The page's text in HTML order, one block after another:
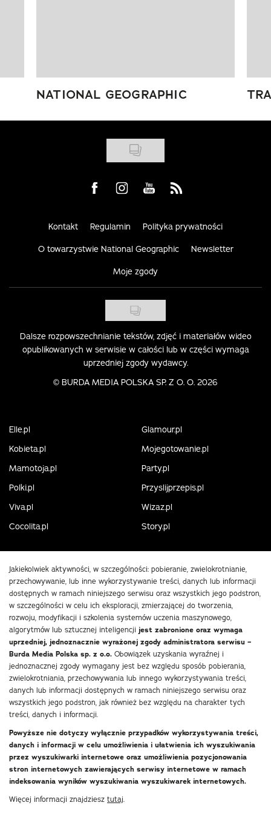
NATIONAL GEOGRAPHIC
Visit us on Facebook
Visit us on Instagram
Visit us on Youtube
Visit us on Rss
Kontakt Regulamin Polityka prywatności
O towarzystwie National Geographic Newsletter
Moje zgody
Dalsze rozpowszechnianie tekstów, zdjęć i materiałów wideo
opublikowanych w serwisie w całości lub w części wymaga
uprzedniej zgody wydawcy.
© BURDA MEDIA POLSKA SP. Z O. O. 2026
Elle.pl
Glamour.pl
Kobieta.pl
Mojegotowanie.pl
Mamotoja.pl
Party.pl
Polki.pl
Przyslijprzepis.pl
Viva.pl
Wizaz.pl
Cocolita.pl
Story.pl
Jakiekolwiek aktywności, w szczególności: pobieranie, zwielokrotnianie,
przechowywanie, lub inne wykorzystywanie treści, danych lub informacji
dostępnych w ramach niniejszego serwisu oraz wszystkich jego podstron,
w szczególności w celu ich eksploracji, zmierzającej do tworzenia,
rozwoju, modyfikacji i szkolenia systemów uczenia maszynowego,
algorytmów lub sztucznej inteligencji jest zabronione oraz wymaga
uprzedniej, jednoznacznie wyrażonej zgody administratora serwisu –
Burda Media Polska sp. z o.o. Obowiązek uzyskania wyraźnej i
jednoznacznej zgody wymagany jest bez względu sposób pobierania,
zwielokrotniania, przechowywania lub innego wykorzystywania treści,
danych lub informacji dostępnych w ramach niniejszego serwisu oraz
wszystkich jego podstron, jak również bez względu na charakter tych
treści, danych i informacji.
Powyższe nie dotyczy wyłącznie przypadków wykorzystywania treści,
danych i informacji w celu umożliwienia i ułatwienia ich wyszukiwania
przez wyszukiwarki internetowe oraz umożliwienia pozycjonowania
stron internetowych zawierających serwisy internetowe w ramach
indeksowania wyników wyszukiwania wyszukiwarek internetowych.
Więcej informacji znajdziesz tutaj.